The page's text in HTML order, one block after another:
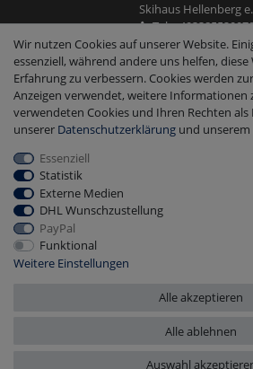
Skihaus Hellenberg
Tel:
Fax:
kontakt@ski-
2026 Skihaus Hellenberg e.K.
*Alle Preise inkl. MwSt., zzgl.
Wir nutzen Cookies auf unserer Website.
essenziell, während andere uns helfen,
Erfahrung zu verbessern. Cookies werden
Anzeigen verwendet, weitere Informationen
verwendeten Cookies und Ihren Rechten als
unserer Daten­schutz­erklärung und unserem
Essenziell
Statistik
Externe Medien
DHL Wunschzustellung
PayPal
Funktional
Weitere Einstellungen
Alle akzeptieren
Alle ablehnen
Auswahl